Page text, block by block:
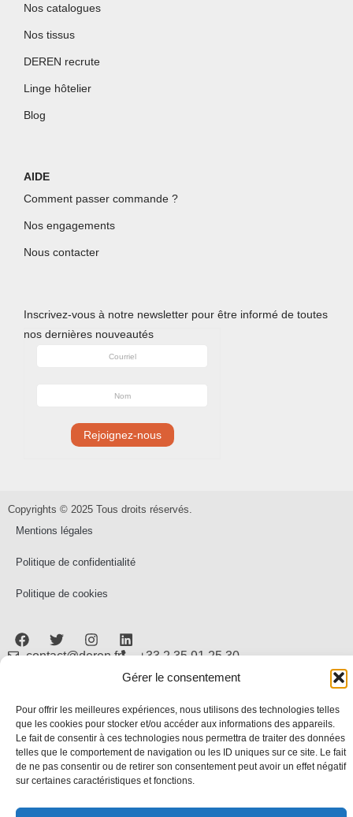
Gérer le consentement
Pour offrir les meilleures expériences, nous utilisons des technologies telles
que les cookies pour stocker et/ou accéder aux informations des appareils.
Le fait de consentir à ces technologies nous permettra de traiter des données
telles que le comportement de navigation ou les ID uniques sur ce site. Le fait
de ne pas consentir ou de retirer son consentement peut avoir un effet négatif
sur certaines caractéristiques et fonctions.
Nos catalogues
Nos tissus
DEREN recrute
Linge hôtelier
Blog
AIDE
Comment passer commande ?
Nos engagements
Nous contacter
Inscrivez-vous à notre newsletter pour être informé de toutes
nos dernières nouveautés
Copyrights © 2025 Tous droits réservés.
Mentions légales
Politique de confidentialité
Politique de cookies
contact@deren.fr +33 2 35 91 25 30